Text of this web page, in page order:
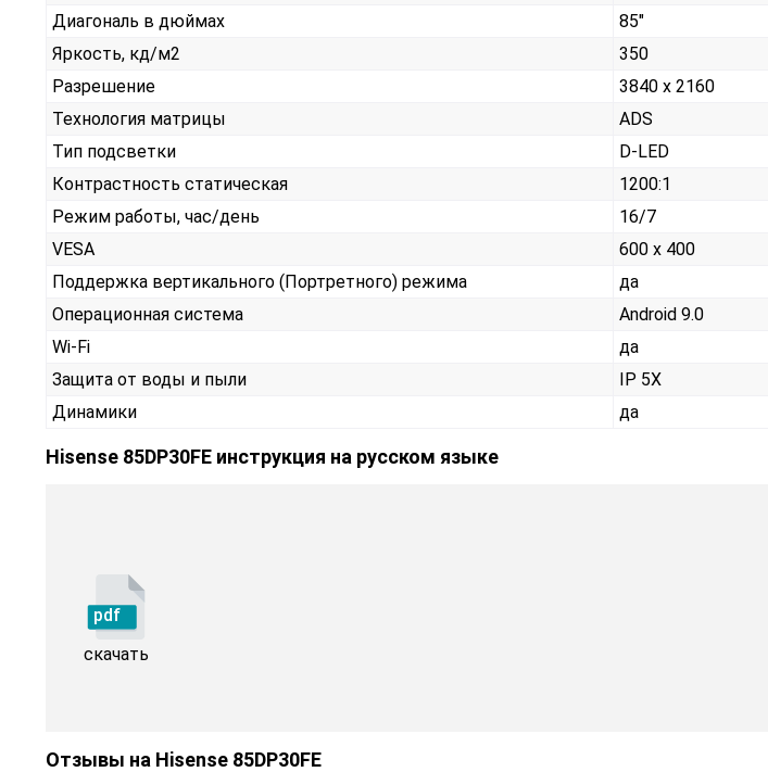
Диагональ в дюймах
85"
Яркость, кд/м2
350
Разрешение
3840 x 2160
Технология матрицы
ADS
Тип подсветки
D-LED
Контрастность статическая
1200:1
Режим работы, час/день
16/7
VESA
600 x 400
Поддержка вертикального (Портретного) режима
да
Операционная система
Android 9.0
Wi-Fi
да
Защита от воды и пыли
IP 5X
Динамики
да
Hisense 85DP30FE инструкция на русском языке
pdf
скачать
Отзывы на Hisense 85DP30FE